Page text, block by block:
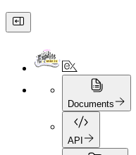
Documents
API